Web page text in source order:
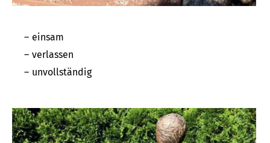
einsam
verlassen
unvollständig